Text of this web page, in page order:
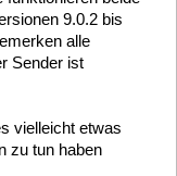
grad nicht.